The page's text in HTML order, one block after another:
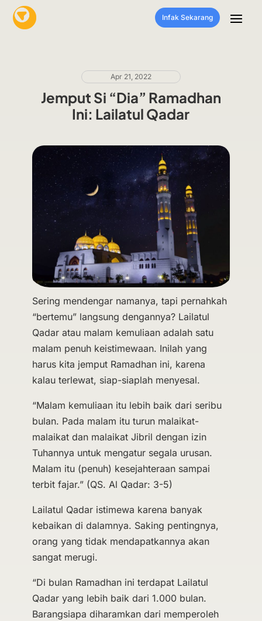
Infak Sekarang
Apr 21, 2022
Jemput Si “Dia” Ramadhan
Ini: Lailatul Qadar
Sering mendengar namanya, tapi pernahkah
“bertemu” langsung dengannya? Lailatul
Qadar atau malam kemuliaan adalah satu
malam penuh keistimewaan. Inilah yang
harus kita jemput Ramadhan ini, karena
kalau terlewat, siap-siaplah menyesal.
“Malam kemuliaan itu lebih baik dari seribu
bulan. Pada malam itu turun malaikat-
malaikat dan malaikat Jibril dengan izin
Tuhannya untuk mengatur segala urusan.
Malam itu (penuh) kesejahteraan sampai
terbit fajar.” (QS. Al Qadar: 3-5)
Lailatul Qadar istimewa karena banyak
kebaikan di dalamnya. Saking pentingnya,
orang yang tidak mendapatkannya akan
sangat merugi.
“Di bulan Ramadhan ini terdapat Lailatul
Qadar yang lebih baik dari 1.000 bulan.
Barangsiapa diharamkan dari memperoleh